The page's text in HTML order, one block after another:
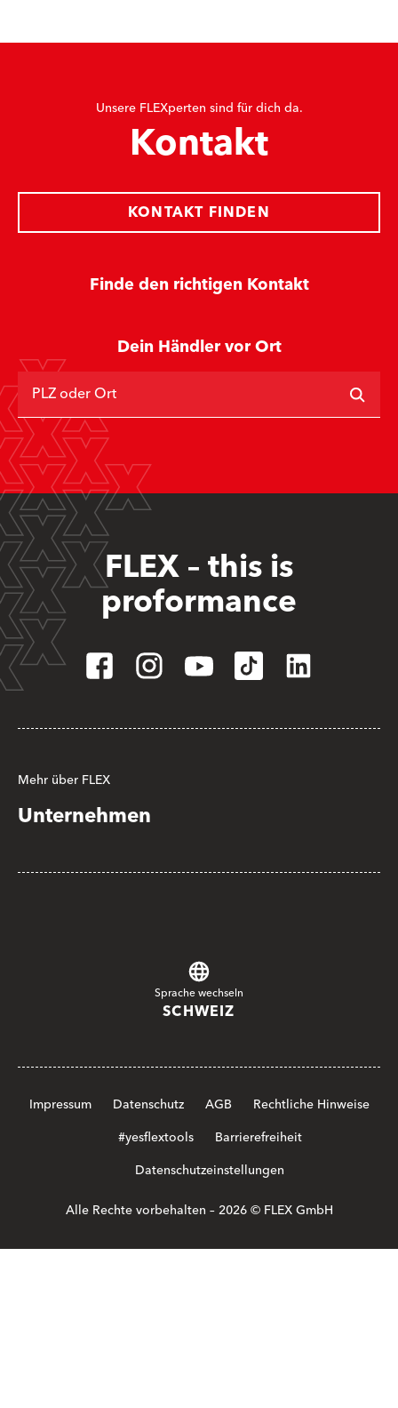
Unsere FLEXperten sind für dich da.
Kontakt
Finde den richtigen Kontakt
KONTAKT FINDEN
Dein Händler vor Ort
PLZ oder Ort
FLEX – this is
proformance
Mehr über FLEX
Unternehmen
Sprache wechseln
SCHWEIZ
Impressum Datenschutz AGB
Rechtliche Hinweise
#yesflextools
Barrierefreiheit
Datenschutzeinstellungen
Alle Rechte vorbehalten – 2026 © FLEX GmbH